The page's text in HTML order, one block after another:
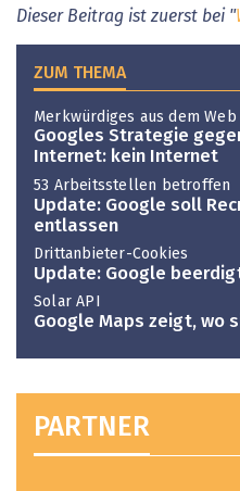
Dieser Beitrag ist zuerst bei "
ZUM THEMA
Merkwürdiges aus dem Web
Googles Strategie
Internet: kein Internet
53 Arbeitsstellen betroffen
Update: Google soll
entlassen
Drittanbieter-Cookies
Update: Google
Solar API
Google Maps zeigt, wo
PARTNER